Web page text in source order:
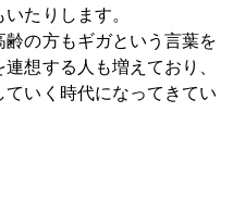
たりします。
の方もギガという言葉を
想する人も増えており、
いく時代になってきてい